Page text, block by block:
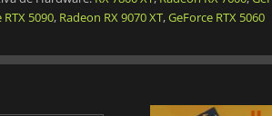
RTX 5090, Radeon RX 9070 XT,GeForce RTX 5060